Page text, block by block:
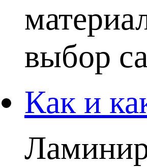
выбор
Как и